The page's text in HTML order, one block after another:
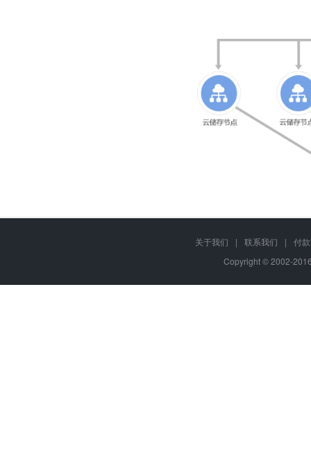
关于我们 | 联系我们 |
付
Copyright © 2002-